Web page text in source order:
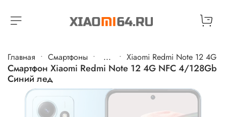
Главная Cмартфоны ... Xiaomi Redmi Note 12 4G
Смартфон Xiaomi Redmi Note 12 4G NFC 4/128Gb
Синий лед